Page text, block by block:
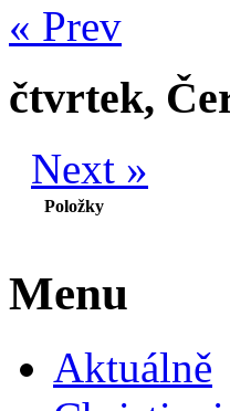
« Prev
čtvrtek,
Next »
Položky
Menu
Aktuálně